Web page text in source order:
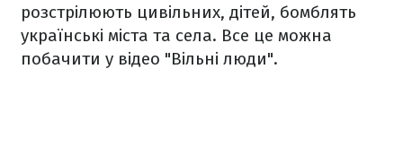
розстрілюють цивільних, дітей, бомблять
українські міста та села. Все це можна
побачити у відео "Вільні люди".